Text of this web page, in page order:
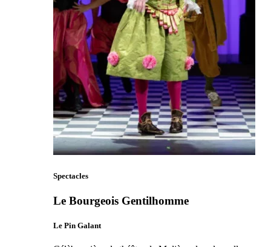
Spectacles
Le Bourgeois Gentilhomme
Le Pin Galant